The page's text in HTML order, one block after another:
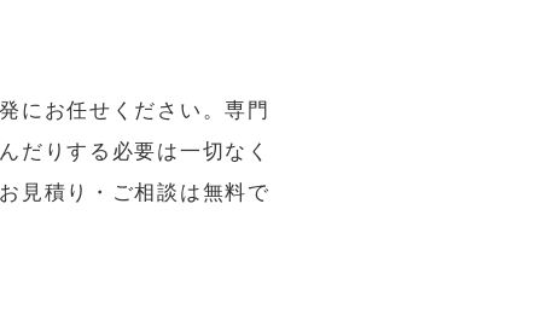
にお任せください。専門
だりする必要は一切なく
見積り・ご相談は無料で